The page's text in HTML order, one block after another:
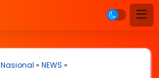
Nasional » NEWS »